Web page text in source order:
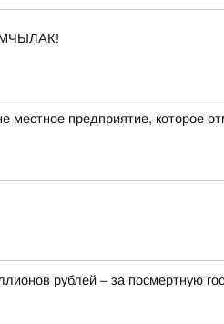
предприятие, которое
рублей – за посмертную